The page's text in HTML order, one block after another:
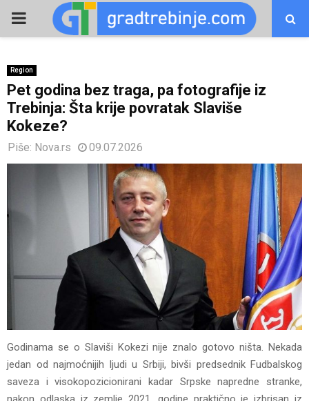
PRIMARY
Region
Pet godina bez traga, pa fotografije iz
Trebinja: Šta krije povratak Slaviše
Kokeze?
Piše: Nova.rs 09.07.2026
Godinama se o Slaviši Kokezi nije znalo gotovo ništa. Nekada
jedan od najmoćnijih ljudi u Srbiji, bivši predsednik Fudbalskog
saveza i visokopozicionirani kadar Srpske napredne stranke,